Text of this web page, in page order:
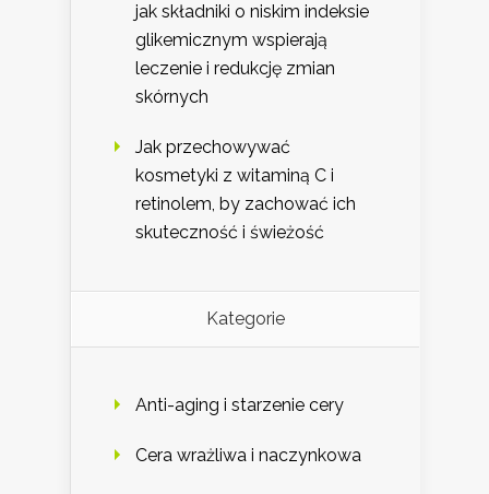
jak składniki o niskim indeksie
glikemicznym wspierają
leczenie i redukcję zmian
skórnych
Jak przechowywać
kosmetyki z witaminą C i
retinolem, by zachować ich
skuteczność i świeżość
Kategorie
Anti-aging i starzenie cery
Cera wrażliwa i naczynkowa